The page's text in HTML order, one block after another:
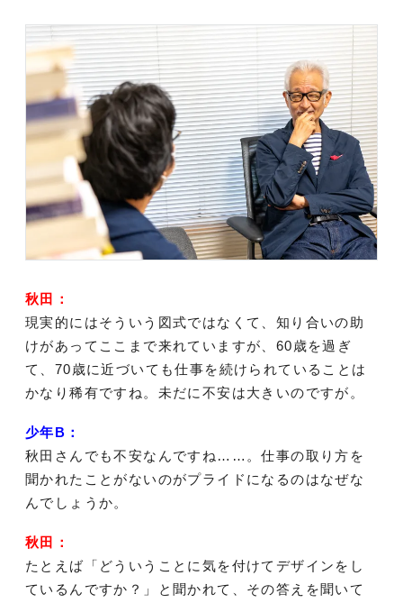
秋田：
現実的にはそういう図式ではなくて、知り合いの助
けがあってここまで来れていますが、60歳を過ぎ
て、70歳に近づいても仕事を続けられていることは
かなり稀有ですね。未だに不安は大きいのですが。
少年B：
秋田さんでも不安なんですね……。仕事の取り方を
聞かれたことがないのがプライドになるのはなぜな
んでしょうか。
秋田：
たとえば「どういうことに気を付けてデザインをし
ているんですか？」と聞かれて、その答えを聞いて